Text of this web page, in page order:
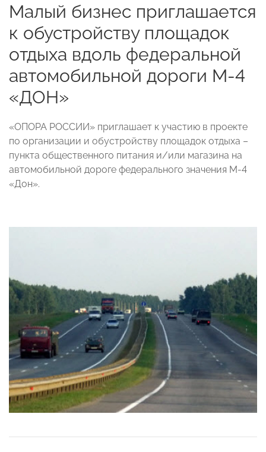
Малый бизнес приглашается
к обустройству площадок
отдыха вдоль федеральной
автомобильной дороги М-4
«ДОН»
«ОПОРА РОССИИ» приглашает к участию в проекте
по организации и обустройству площадок отдыха –
пункта общественного питания и/или магазина на
автомобильной дороге федерального значения М-4
«Дон».